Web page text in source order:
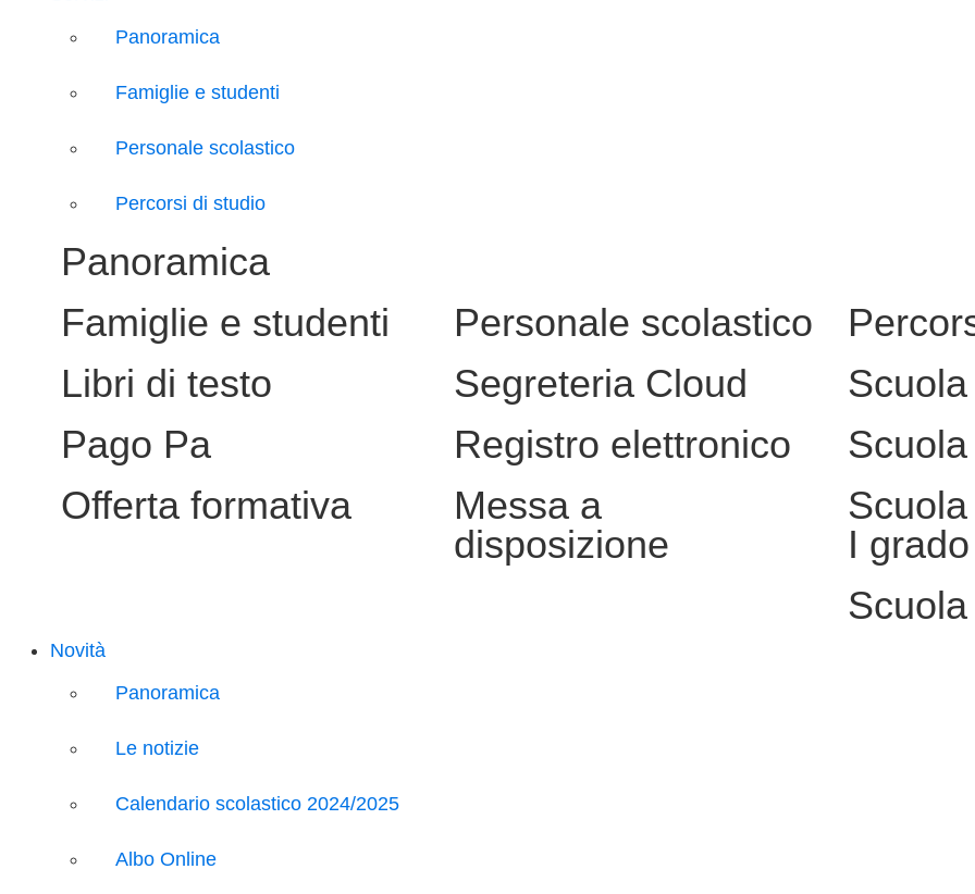
Panoramica
Famiglie e studenti
Personale scolastico
Percorsi di studio
Panoramica
Famiglie e studenti
Libri di testo
Pago Pa
Offerta formativa
Personale scolastico
Segreteria Cloud
Registro elettronico
Messa a
disposizione
I grado
Novità
Panoramica
Le notizie
Calendario scolastico 2024/2025
Albo Online